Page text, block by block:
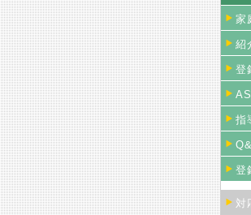
家
紹
登
指
登
対